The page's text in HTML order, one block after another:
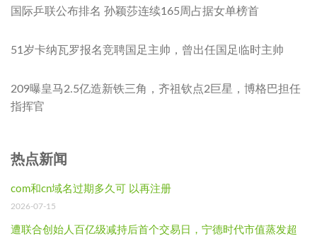
国际乒联公布排名 孙颖莎连续165周占据女单榜首
51岁卡纳瓦罗报名竞聘国足主帅，曾出任国足临时主帅
209曝皇马2.5亿造新铁三角，齐祖钦点2巨星，博格巴担任
指挥官
热点新闻
com和cn域名过期多久可 以再注册
2026-07-15
遭联合创始人百亿级减持后首个交易日，宁德时代市值蒸发超